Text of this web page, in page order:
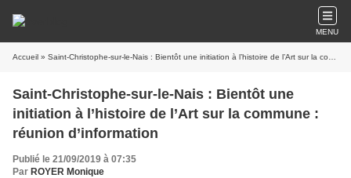
MENU
Accueil » Saint-Christophe-sur-le-Nais : Bientôt une initiation à l’histoire de l’Art sur la commune : réunion d’information
Saint-Christophe-sur-le-Nais : Bientôt une
initiation à l’histoire de l’Art sur la commune :
réunion d’information
Publié le 21/09/2019 à 07:35
Par ROYER Monique